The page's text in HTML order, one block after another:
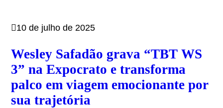
10 de julho de 2025
Wesley Safadão grava “TBT WS
3” na Expocrato e transforma
palco em viagem emocionante por
sua trajetória